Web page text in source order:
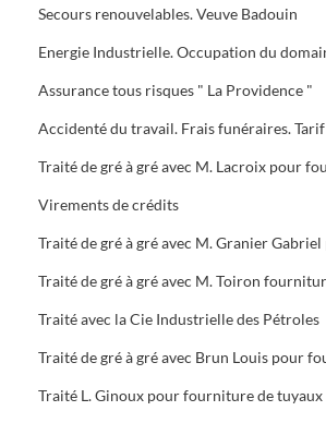
Secours renouvelables. Veuve Badouin
Assurance tous risques " La Providence "
Accidenté du travail. Frais funéraires. Tarif
Virements de crédits
Traité avec la Cie Industrielle des Pétroles
Traité L. Ginoux pour fourniture de tuyaux